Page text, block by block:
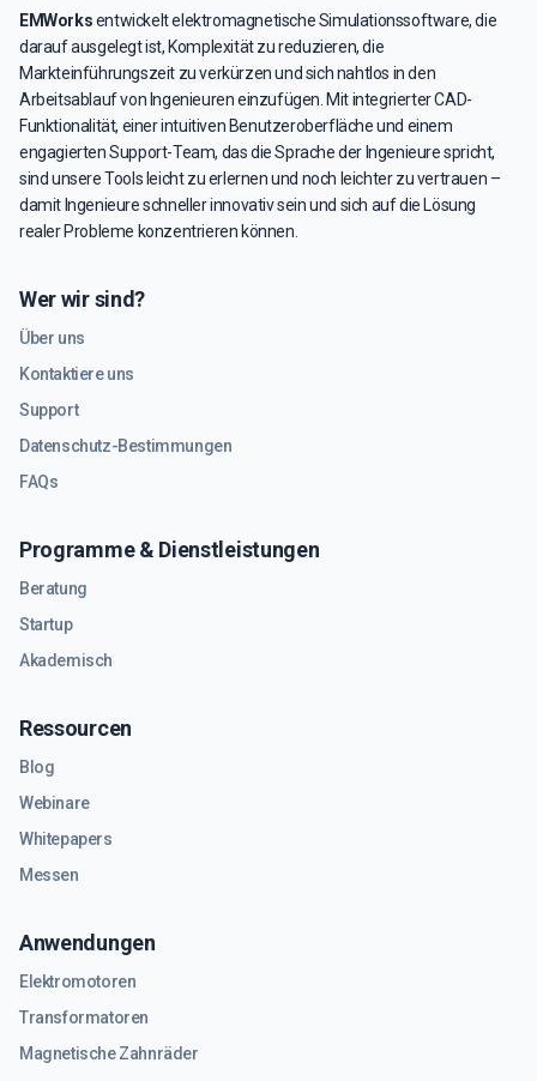
EMWorksentwickelt elektromagnetische Simulationssoftware, die
darauf ausgelegt ist, Komplexität zu reduzieren, die
Markteinführungszeit zu verkürzen und sich nahtlos in den
Arbeitsablauf von Ingenieuren einzufügen. Mit integrierter CAD-
Funktionalität, einer intuitiven Benutzeroberfläche und einem
engagierten Support-Team, das die Sprache der Ingenieure spricht,
sind unsere Tools leicht zu erlernen und noch leichter zu vertrauen –
damit Ingenieure schneller innovativ sein und sich auf die Lösung
realer Probleme konzentrieren können.
Wer wir sind?
Über uns
Kontaktiere uns
Support
Datenschutz-Bestimmungen
FAQs
Programme & Dienstleistungen
Beratung
Startup
Akademisch
Ressourcen
Blog
Webinare
Whitepapers
Messen
Anwendungen
Elektromotoren
Transformatoren
Magnetische Zahnräder